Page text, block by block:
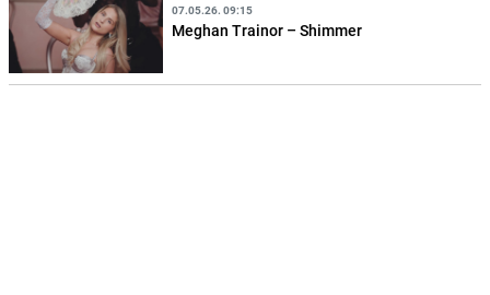
07.05.26. 09:15
Meghan Trainor – Shimmer